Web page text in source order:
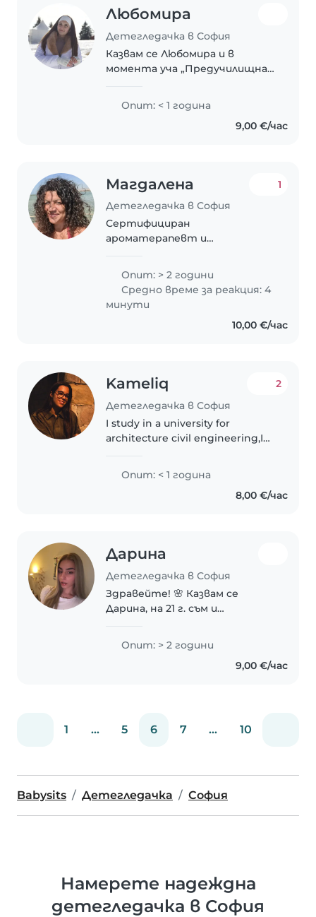
Любомира
Детегледачка в София
Казвам се Любомира и в
момента уча „Предучилищна
работата с деца и именно
затова търся работа като
Опит: < 1 година
9,00 €/час
Магдалена
Детегледачка в София
1
Сертифициран
ароматерапевт и
за хора и деца. От една година
работя почасово като
детегледачка на малки деца.
Отговорна, грижовна и
Опит: > 2 години
Средно време за реакция: 4
минути
10,00 €/час
Kameliq
Детегледачка в София
2
I study in a university for
architecture civil engineering,I
and calm person. I am from Stara
Zagora and I have a younger..
Опит: < 1 година
8,00 €/час
Дарина
Детегледачка в София
Здравейте! 🌸 Казвам се
Дарина, на 21 г. съм и
студентка по Предучилищна
Опит: > 2 години
9,00 €/час
1 ... 5 6 7 ... 10
Babysits Детегледачка София
Намерете надеждна
детегледачка в София